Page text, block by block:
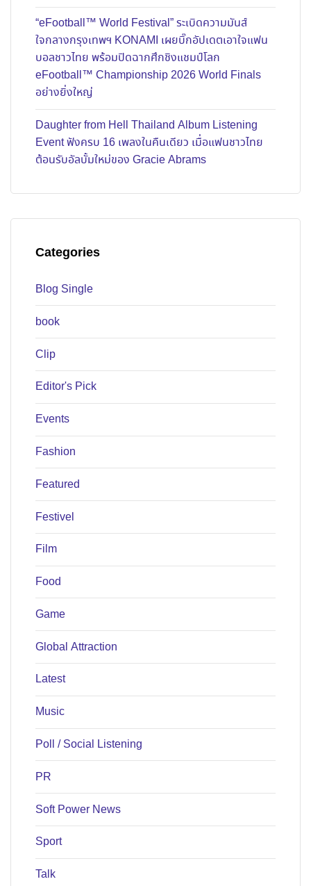
“eFootball™ World Festival” ระเบิดความมันส์
ใจกลางกรุงเทพฯ KONAMI เผยบิ๊กอัปเดตเอาใจแฟน
บอลชาวไทย พร้อมปิดฉากศึกชิงแชมป์โลก
eFootball™ Championship 2026 World Finals
อย่างยิ่งใหญ่
Daughter from Hell Thailand Album Listening
Event ฟังครบ 16 เพลงในคืนเดียว เมื่อแฟนชาวไทย
ต้อนรับอัลบั้มใหม่ของ Gracie Abrams
Categories
Blog Single
book
Clip
Editor's Pick
Events
Fashion
Featured
Festivel
Film
Food
Game
Global Attraction
Latest
Music
Poll / Social Listening
PR
Soft Power News
Sport
Talk